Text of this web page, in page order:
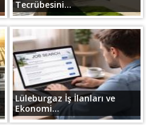
Tecrübesini...
Lüleburgaz İş İlanları ve
Ekonomi...